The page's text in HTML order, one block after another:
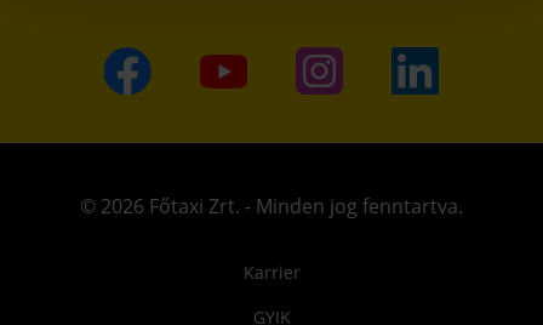
© 2026 Főtaxi Zrt. - Minden jog fenntartva.
Karrier
GYIK